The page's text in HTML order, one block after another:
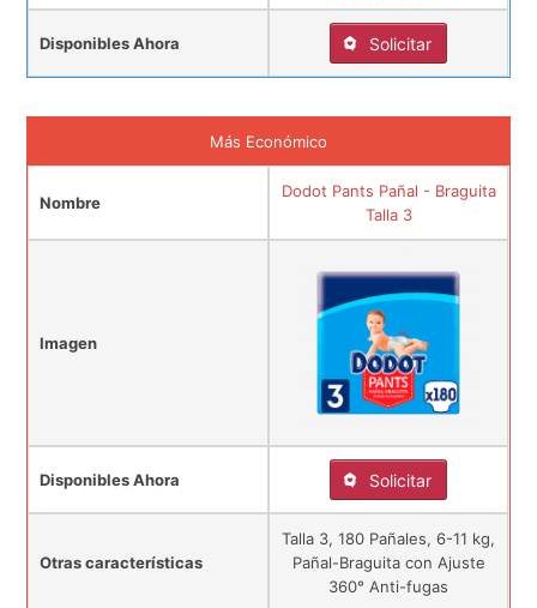
Disponibles Ahora Solicitar
Más Económico
Nombre
Dodot Pants Pañal - Braguita
Talla 3
Imagen
Disponibles Ahora Solicitar
Otras características
Talla 3, 180 Pañales, 6-11 kg,
Pañal-Braguita con Ajuste
360° Anti-fugas